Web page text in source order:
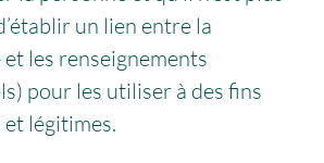
un lien entre la
les renseignements
pour les utiliser à des fins
et légitimes.